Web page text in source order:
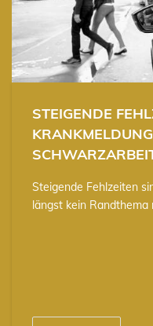
STEIGENDE
Steigende Fehlzeiten
längst kein Randthema